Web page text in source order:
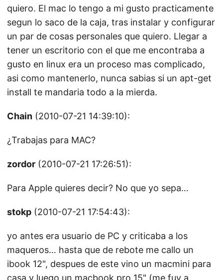
quiero. El mac lo tengo a mi gusto practicamente
segun lo saco de la caja, tras instalar y configurar
un par de cosas personales que quiero. Llegar a
tener un escritorio con el que me encontraba a
gusto en linux era un proceso mas complicado,
asi como mantenerlo, nunca sabias si un apt-get
install te mandaria todo a la mierda.
Chain (2010-07-21 14:39:10):
¿Trabajas para MAC?
zordor (2010-07-21 17:26:51):
Para Apple quieres decir? No que yo sepa…
stokp (2010-07-21 17:54:43):
yo antes era usuario de PC y criticaba a los
maqueros… hasta que de rebote me callo un
ibook 12", despues de este vino un macmini para
casa y luego un macbook pro 15" (me fuy a